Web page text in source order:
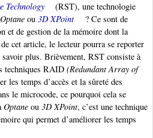
Technology
(RST), une technologie
Optane ou 3D XPoint
? Ce sont de
et de gestion de la mémoire dont la
cet article, le lecteur pourra se reporter
plus. Brièvement, RST consiste à
techniques RAID (Redundant Array of
les temps d’accès et la sûreté des
le microcode, ce pourquoi cela se
Optane ou 3D XPoint, c’est une technique
qui permet d’améliorer les temps